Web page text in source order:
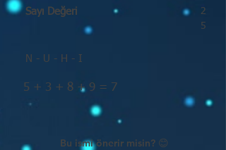
Sayı Değeri
2
5
N - U - H - I
5 + 3 + 8 + 9 = 7
Bu ismi önerir misin? 😊